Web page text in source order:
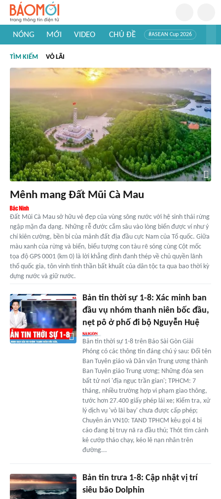
NÓNG MỚI VIDEO CHỦ ĐỀ #ASEAN Cup 2026
#Khám phá thế giới
TÌM KIẾM VỎ LÃI
Mênh mang Đất Mũi Cà Mau
Đất Mũi Cà Mau sở hữu vẻ đẹp của vùng sông nước với hệ sinh thái rừng
ngập mặn đa dạng. Những rễ đước cắm sâu vào lòng biển được ví như ý
chí kiên cường, bền bỉ của mảnh đất địa đầu cực Nam của Tổ quốc. Giữa
màu xanh của rừng và biển, biểu tượng con tàu rẽ sóng cùng Cột mốc
tọa độ GPS 0001 (km 0) là lời khẳng định đanh thép về chủ quyền lãnh
thổ quốc gia, tôn vinh tinh thần bất khuất của dân tộc ta qua bao thời kỳ
dựng nước và giữ nước.
Bản tin thời sự 1-8: Xác minh ban
đầu vụ nhóm thanh niên bốc đầu,
nẹt pô ở phố đi bộ Nguyễn Huệ
Bản tin thời sự 1-8 trên Báo Sài Gòn Giải
Phóng có các thông tin đáng chú ý sau: Đổi tên
Ban Tuyên giáo và Dân vận Trung ương thành
Ban Tuyên giáo Trung ương; Những đóa sen
bất tử nơi 'địa ngục trần gian'; TPHCM: 7
tháng, nhiều trường hợp vi phạm giao thông,
tước hơn 27.400 giấy phép lái xe; Kiểm tra, xử
lý dịch vụ 'vỏ lãi bay' chưa được cấp phép;
Chuyên án VN10: TAND TPHCM kêu gọi 4 bị
cáo đang bị truy nã ra đầu thú; Thót tim cảnh
kẻ cướp tháo chạy, kéo lê nạn nhân trên
đường...
Bản tin trưa 1-8: Cập nhật vị trí
siêu bão Dolphin